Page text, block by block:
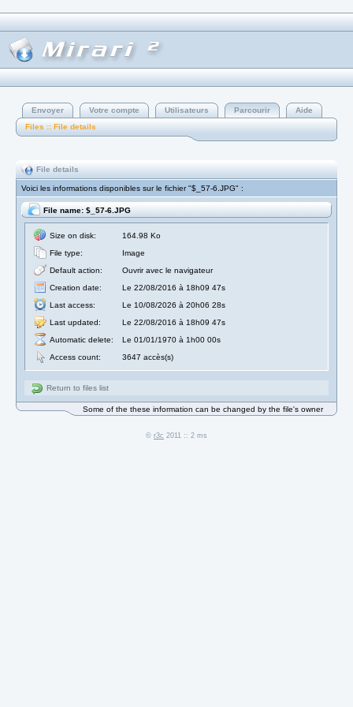
Envoyer Votre compte Utilisateurs Parcourir
Aide
Files :: File details
File details
Voici les informations disponibles sur le fichier "$_57-6.JPG" :
File name: $_57-6.JPG
Size on disk:
164.98 Ko
File type:
Image
Default action:
Ouvrir avec le navigateur
Creation date:
Le 22/08/2016 à 18h09 47s
Last access:
Le 10/08/2026 à 20h06 28s
Last updated:
Le 22/08/2016 à 18h09 47s
Automatic delete:
Le 01/01/1970 à 1h00 00s
Access count:
3647 accès(s)
Return to files list
Some of the these information can be changed by the file's owner
© r3c 2011 :: 2 ms